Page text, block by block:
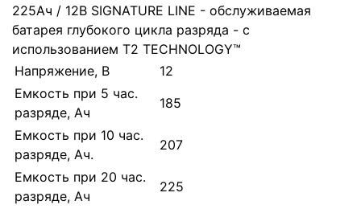
225Ач / 12В SIGNATURE LINE - обслуживаемая
батарея глубокого цикла разряда - с
использованием T2 TECHNOLOGY™
Напряжение, В
12
Емкость при 5 час.
разряде, Ач
185
Емкость при 10 час.
разряде, Ач.
207
Емкость при 20 час.
разряде, Ач
225